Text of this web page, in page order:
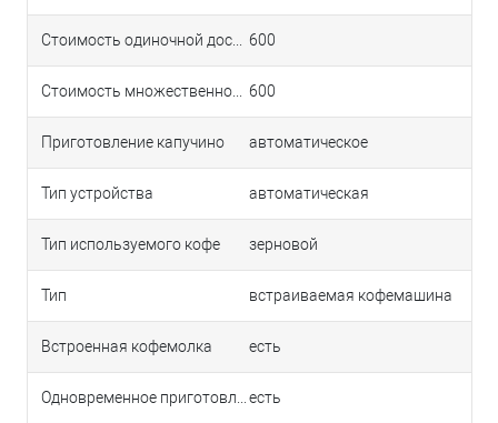
Стоимость одиночной доставки в Краснодаре 600
Стоимость множественной доставки в Краснодаре 600
Приготовление капучино автоматическое
Тип устройства автоматическая
Тип используемого кофе зерновой
Тип встраиваемая кофемашина
Встроенная кофемолка есть
Одновременное приготовление двух чашекесть